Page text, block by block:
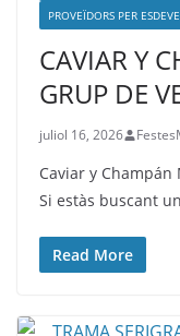
PROVEÏDORS PER
CAVIAR Y
GRUP DE
juliol 16, 2026
Caviar y
Si estàs buscant
Read More